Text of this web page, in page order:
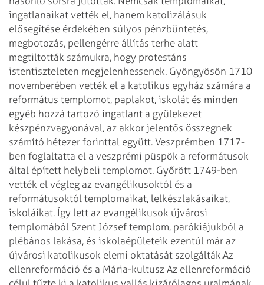
ingatlanaikat vették el, hanem katolizálásuk
elősegítése érdekében súlyos pénzbüntetés,
megbotozás, pellengérre állítás terhe alatt
megtiltották számukra, hogy protestáns
istentiszteleten megjelenhessenek. Gyöngyösön 1710
novemberében vették el a katolikus egyház számára a
református templomot, paplakot, iskolát és minden
egyéb hozzá tartozó ingatlant a gyülekezet
készpénzvagyonával, az akkor jelentős összegnek
számító hétezer forinttal együtt. Veszprémben 1717-
ben foglaltatta el a veszprémi püspök a reformátusok
által épített helybeli templomot. Győrött 1749-ben
vették el végleg az evangélikusoktól és a
reformátusoktól templomaikat, lelkészlakásaikat,
iskoláikat. Így lett az evangélikusok újvárosi
templomából Szent József templom, parókiájukból a
plébános lakása, és iskolaépületeik ezentúl már az
újvárosi katolikusok elemi oktatását szolgálták.Az
ellenreformáció és a Mária-kultusz Az ellenreformáció